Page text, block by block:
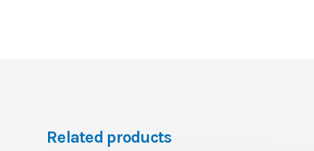
Related products